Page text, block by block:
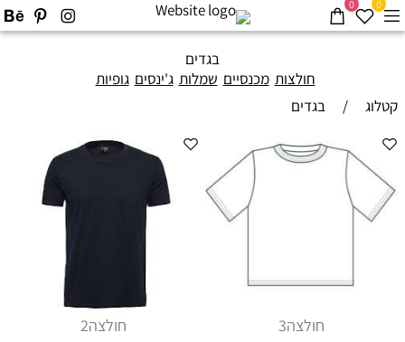
0
0
בגדים
חולצות מכנסיים שמלות ג'ינסים גופיות
קטלוג
/ בגדים
חולצה3
חולצה2